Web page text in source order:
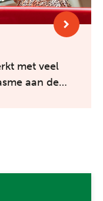
met veel
aan de